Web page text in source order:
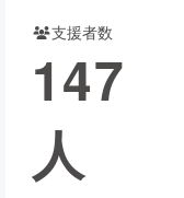
支援者数
147
人